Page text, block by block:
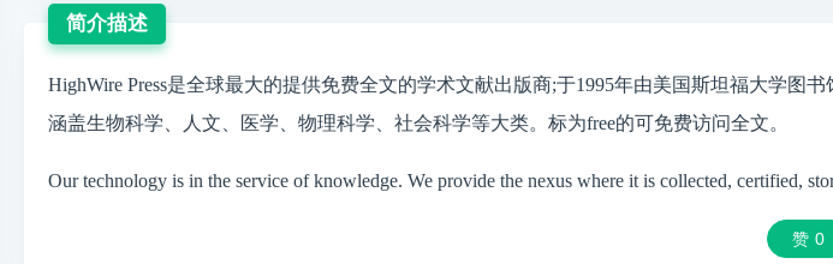
简介描述
HighWire Press是全球最大的提供免费全文的学术文献出版商;于1995年由美国斯坦福大学图
涵盖生物科学、人文、医学、物理科学、社会科学等大类。标为free的可免费访问全文。
Our technology is in the service of knowledge. We provide the nexus where it is collected, certified,
赞 0